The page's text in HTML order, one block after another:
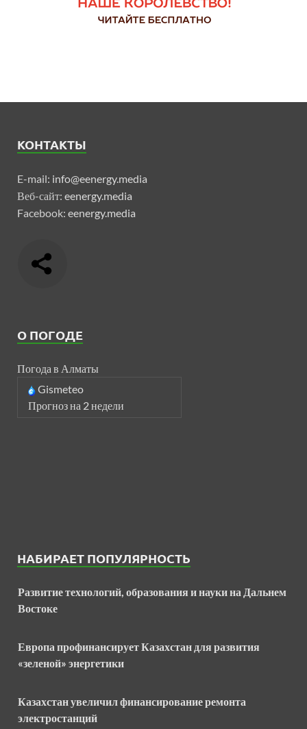
КОНТАКТЫ
E-mail: info@eenergy.media
Веб-сайт: eenergy.media
Facebook: eenergy.media
О ПОГОДЕ
Погода в Алматы
Gismeteo
Прогноз на 2 недели
НАБИРАЕТ ПОПУЛЯРНОСТЬ
Развитие технологий, образования и науки на Дальнем
Востоке
Европа профинансирует Казахстан для развития
«зеленой» энергетики
Казахстан увеличил финансирование ремонта
электростанций